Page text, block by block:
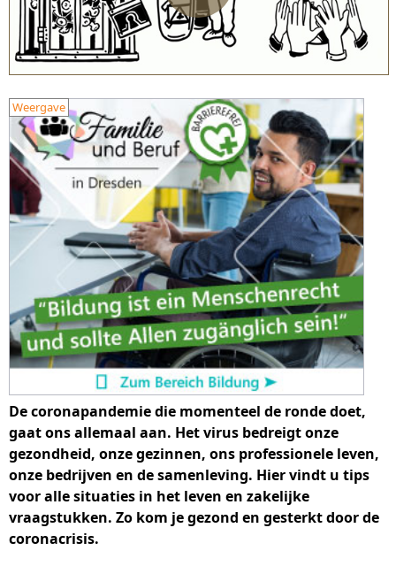
Weergave
De coronapandemie die momenteel de ronde doet,
gaat ons allemaal aan. Het virus bedreigt onze
gezondheid, onze gezinnen, ons professionele leven,
onze bedrijven en de samenleving. Hier vindt u tips
voor alle situaties in het leven en zakelijke
vraagstukken. Zo kom je gezond en gesterkt door de
coronacrisis.